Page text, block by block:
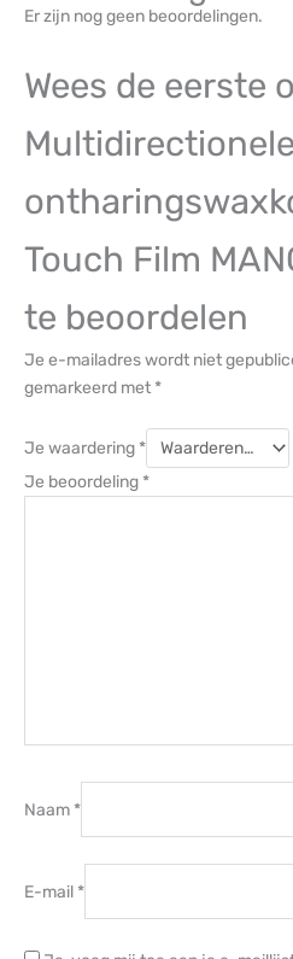
Er zijn nog geen beoordelingen.
Wees de eerste
Touch Film
te beoordelen
Je e-mailadres wordt niet
gemarkeerd met *
Je waardering *
Je beoordeling *
Naam *
E-mail *